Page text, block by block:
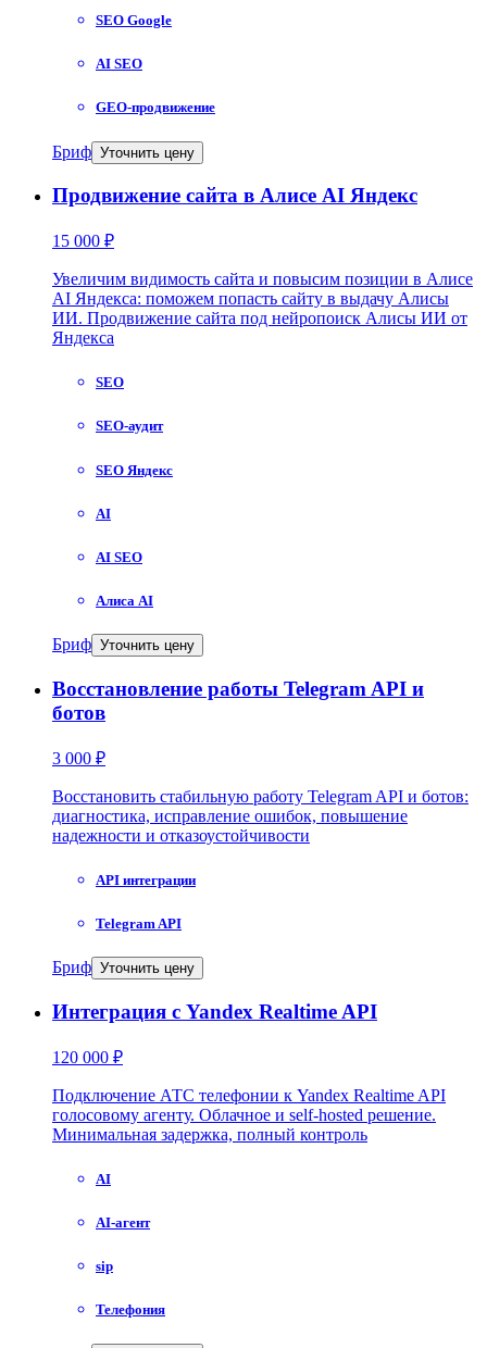
SEO Google
AI SEO
GEO-продвижение
Бриф Уточнить цену
Продвижение сайта в Алисе AI Яндекс
15 000 ₽
Увеличим видимость сайта и повысим позиции в Алисе
AI Яндекса: поможем попасть сайту в выдачу Алисы
ИИ. Продвижение сайта под нейропоиск Алисы ИИ от
Яндекса
SEO
SEO-аудит
SEO Яндекс
AI
AI SEO
Алиса AI
Бриф Уточнить цену
Восстановление работы Telegram API и
ботов
3 000 ₽
Восстановить стабильную работу Telegram API и ботов:
диагностика, исправление ошибок, повышение
надежности и отказоустойчивости
API интеграции
Telegram API
Бриф Уточнить цену
Интеграция с Yandex Realtime API
120 000 ₽
Подключение АТС телефонии к Yandex Realtime API
голосовому агенту. Облачное и self-hosted решение.
Минимальная задержка, полный контроль
AI
AI-агент
sip
Телефония